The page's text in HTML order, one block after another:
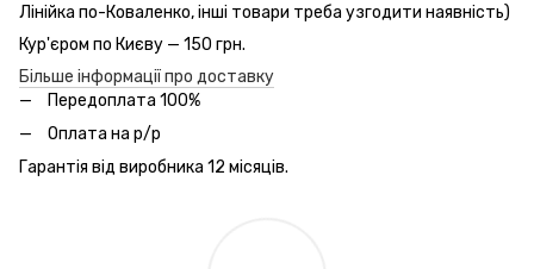
Лінійка по-Коваленко, інші товари треба узгодити наявність)
Кур'єром по Києву — 150 грн.
Більше інформації про доставку
Передоплата 100%
Оплата на р/р
Гарантія від виробника 12 місяців.